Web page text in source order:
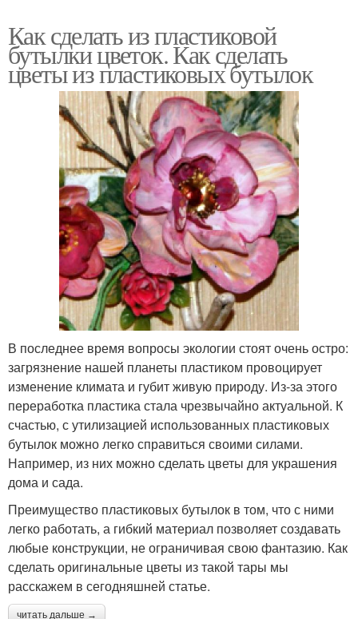
Как сделать из пластиковой
бутылки цветок. Как сделать
цветы из пластиковых бутылок
В последнее время вопросы экологии стоят очень остро:
загрязнение нашей планеты пластиком провоцирует
изменение климата и губит живую природу. Из-за этого
переработка пластика стала чрезвычайно актуальной. К
счастью, с утилизацией использованных пластиковых
бутылок можно легко справиться своими силами.
Например, из них можно сделать цветы для украшения
дома и сада.
Преимущество пластиковых бутылок в том, что с ними
легко работать, а гибкий материал позволяет создавать
любые конструкции, не ограничивая свою фантазию. Как
сделать оригинальные цветы из такой тары мы
расскажем в сегодняшней статье.
читать дальше →